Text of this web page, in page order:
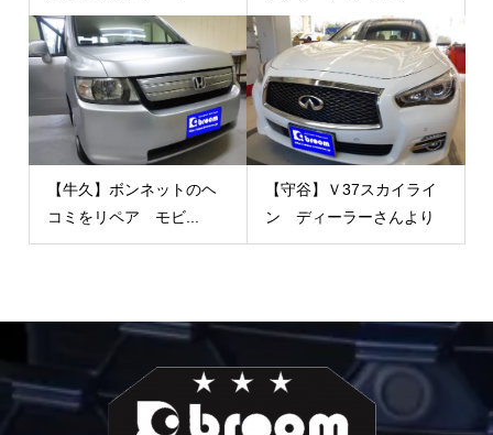
【牛久】ボンネットのヘ
コミをリペア モビ...
【守谷】Ｖ37スカイライ
ン ディーラーさんより